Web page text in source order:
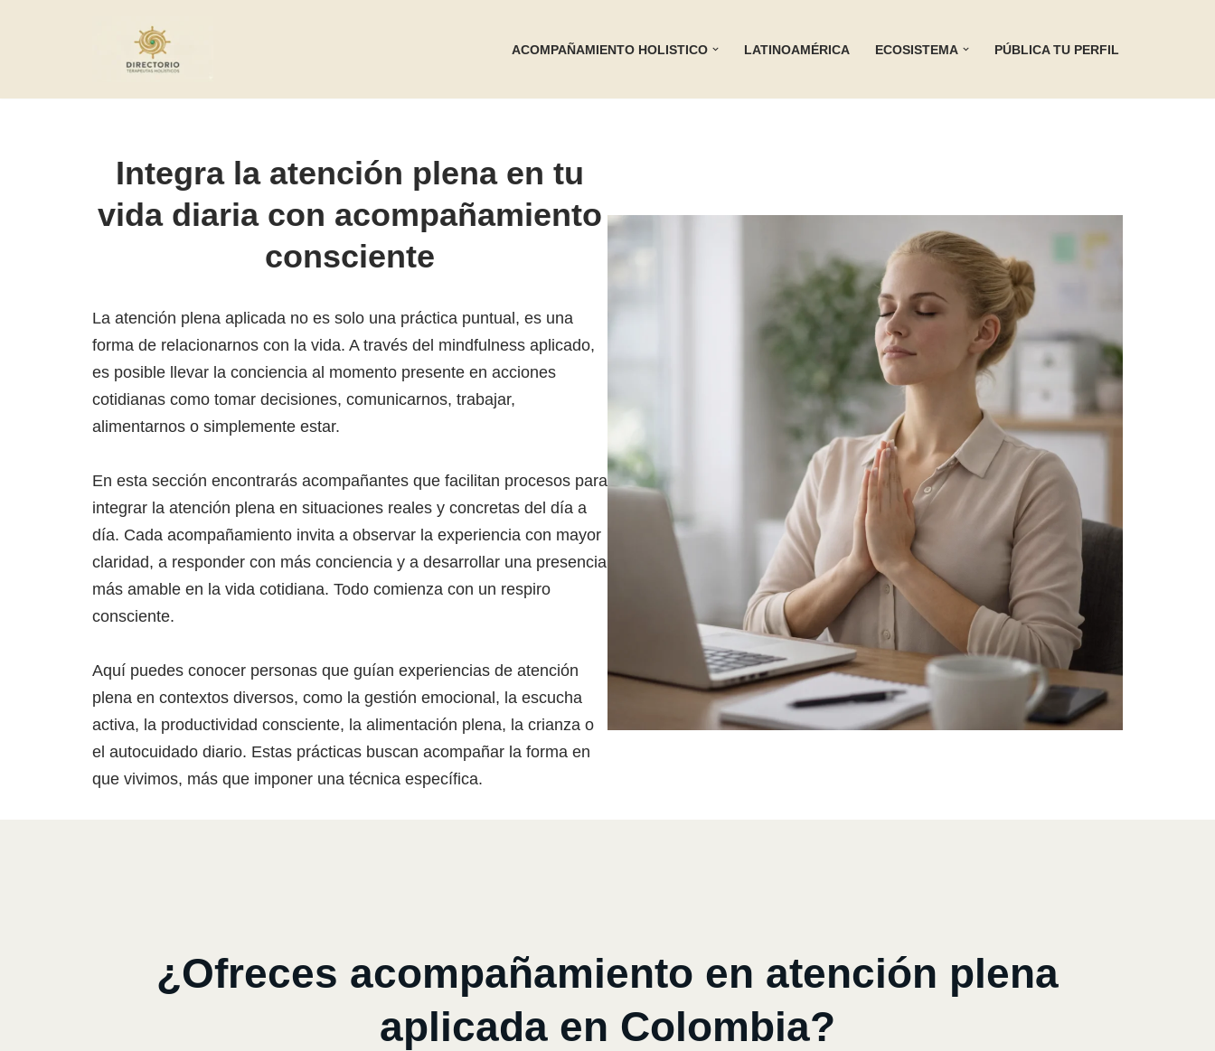
ACOMPAÑAMIENTO HOLISTICO LATINOAMÉRICA ECOSISTEMA PÚBLICA TU PERFIL
Integra la atención plena en tu
vida diaria con acompañamiento
consciente
La atención plena aplicada no es solo una práctica puntual, es una
forma de relacionarnos con la vida. A través del mindfulness aplicado,
es posible llevar la conciencia al momento presente en acciones
cotidianas como tomar decisiones, comunicarnos, trabajar,
alimentarnos o simplemente estar.
En esta sección encontrarás acompañantes que facilitan procesos para
integrar la atención plena en situaciones reales y concretas del día a
día. Cada acompañamiento invita a observar la experiencia con mayor
claridad, a responder con más conciencia y a desarrollar una presencia
más amable en la vida cotidiana. Todo comienza con un respiro
consciente.
Aquí puedes conocer personas que guían experiencias de atención
plena en contextos diversos, como la gestión emocional, la escucha
activa, la productividad consciente, la alimentación plena, la crianza o
el autocuidado diario. Estas prácticas buscan acompañar la forma en
que vivimos, más que imponer una técnica específica.
¿Ofreces acompañamiento en atención plena
aplicada en Colombia?